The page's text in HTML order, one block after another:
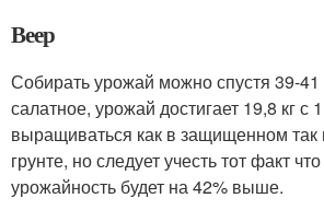
Веер
Собирать урожай можно спустя 39-
салатное, урожай достигает 19,8 кг с
выращиваться как в защищенном так
грунте, но следует учесть тот факт
урожайность будет на 42% выше.